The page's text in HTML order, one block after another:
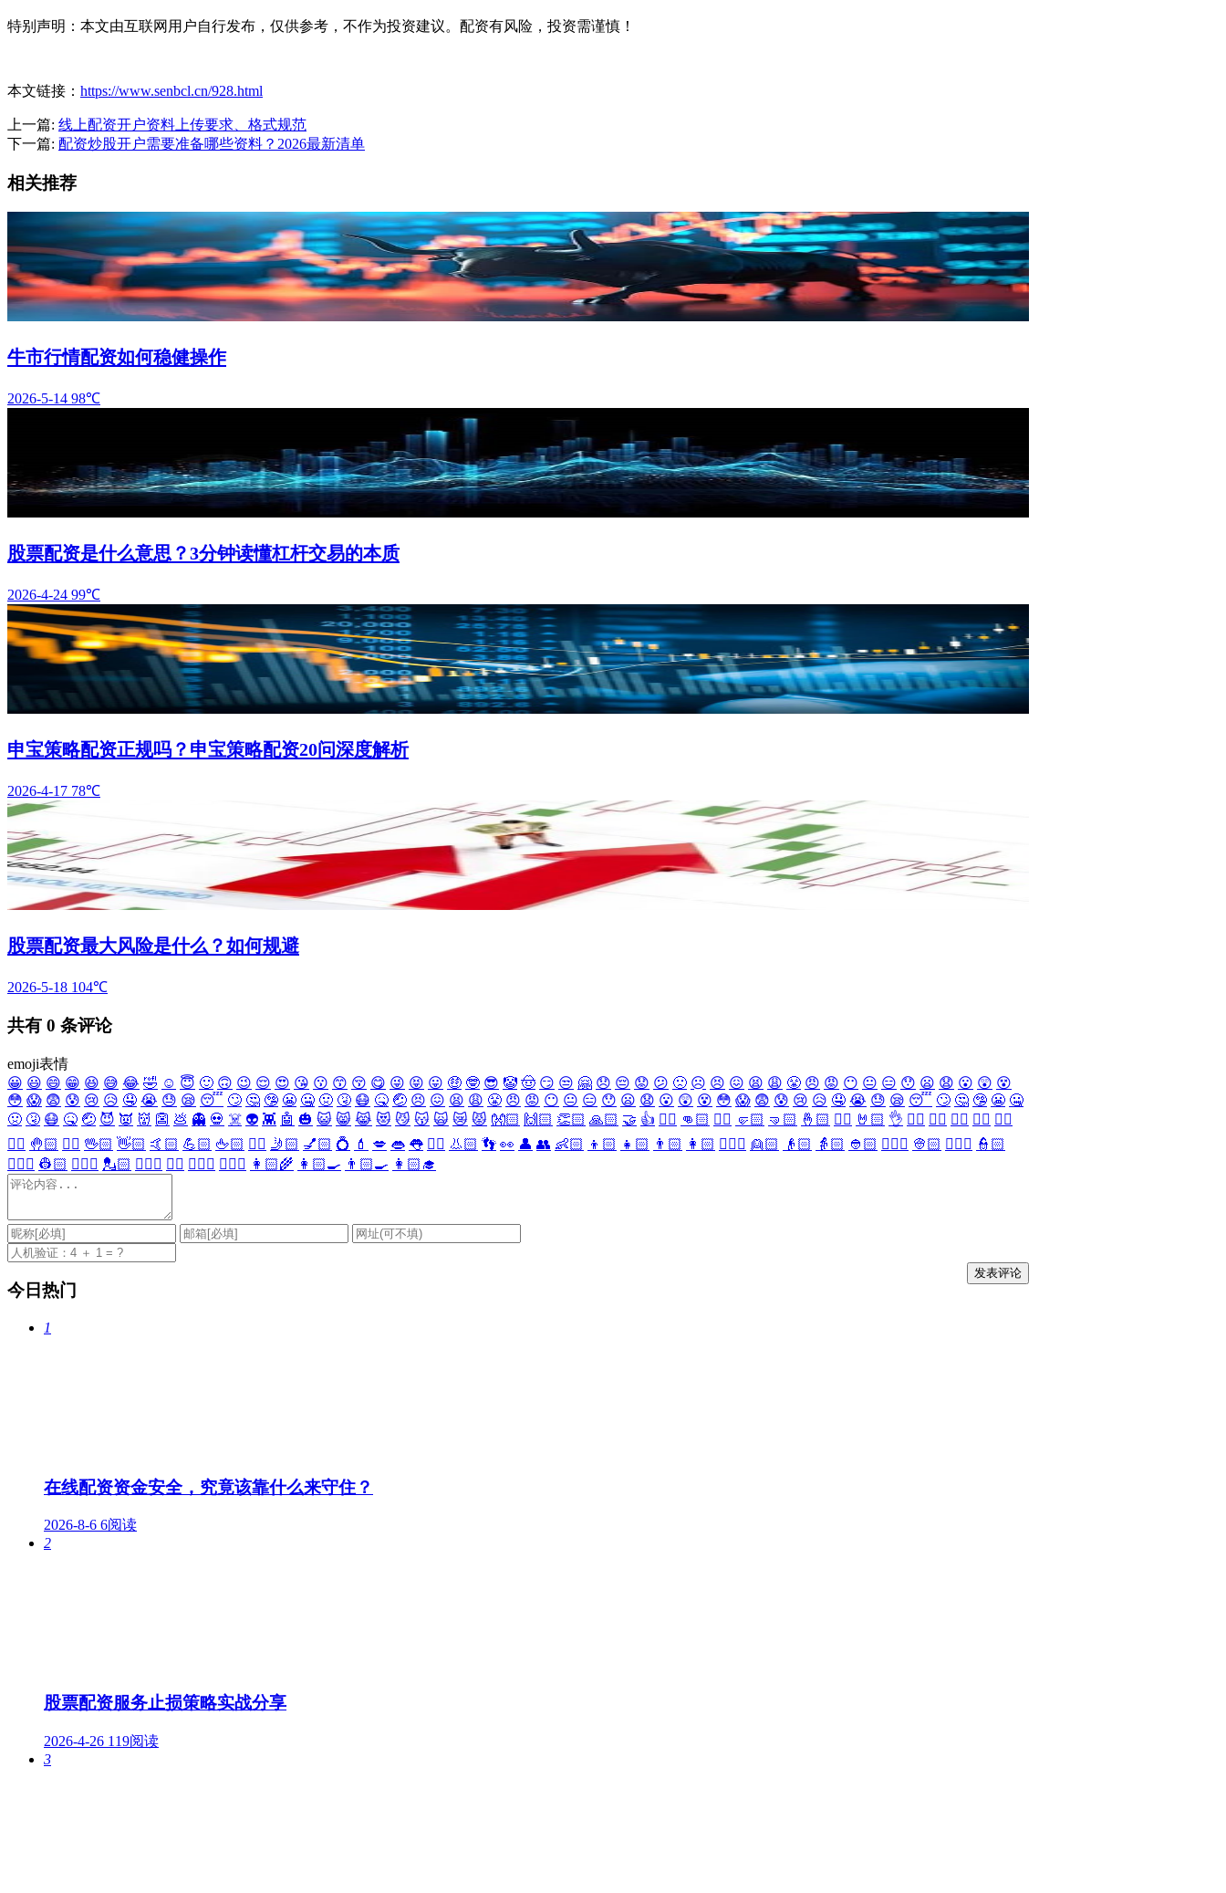
特别声明：本文由互联网用户自行发布，仅供参考，不作为投资建议。配资有风险，投资需谨慎！
本文链接： https://www.senbcl.cn/928.html
上一篇: 线上配资开户资料上传要求、格式规范
下一篇: 配资炒股开户需要准备哪些资料？2026最新清单
相关推荐
牛市行情配资如何稳健操作
2026-5-14 98℃
股票配资是什么意思？3分钟读懂杠杆交易的本质
2026-4-24 99℃
申宝策略配资正规吗？申宝策略配资20问深度解析
2026-4-17 78℃
股票配资最大风险是什么？如何规避
2026-5-18 104℃
共有 0 条评论
emoji表情
😀 😃 😄 😁 😆 😅 😂 🤣 ☺️ 😇 🙂 🙃 😉 😌 😍 😘 😗 😙 😚 😋 😜 😝 😛 🤑 🤓 😎 🤡 🤠 😏 😒 🤗 😞 😔 😟 😕 🙁 ☹️ 😣 😖 😫 😩 😤 😠 😡 😶 😐 😑 😯 😦 😧 😮 😲 😵
😳 😱 😨 😰 😢 😥 🤤 😭 😓 😪 😴 🙄 🤔 🤥 😬 🤐 🤢 🤧 😷 🤒 🤕 😣 😖 😫 😩 😤 😠 😡 😶 😐 😑 😯 😦 😧 😮 😲 😵 😳 😱 😨 😰 😢 😥 🤤 😭 😓 😪 😴 🙄 🤔 🤥 😬 🤐
🤢 🤧 😷 🤒 🤕 😈 👿 👹 👺 💩 👻 💀 ☠️ 👽 👾 🤖 🎃 😺 😸 😹 😻 😼 😽 🙀 😿 😾 👐🏻 🙌🏻 👏🏻 🙏🏻 🤝 👍 👎🏻 👊🏻 ✊🏻 🤛🏻 🤜🏻 🤞🏻 ✌🏻 🤘🏻 👌 👈🏻 👉🏻 👆🏻 👇🏻 ☝🏻
✋🏻 🤚🏻 🖐🏻 🖖🏻 👋🏻 🤙🏻 💪🏻 🖕🏻 ✍🏻 🤳🏻 💅🏻 💍 💄 💋 👄 👅 👂🏻 👃🏻 👣 👀 👤 👥 👶🏻 👦🏻 👧🏻 👨🏻 👩🏻 👱🏻‍♀️ 👱🏻 👴🏻 👵🏻 👲🏻 👳🏻‍♀️ 👳🏻 👮🏻‍♀️ 👮🏻
👷🏻‍♀️ 👷🏻 💂🏻‍♀️ 💂🏻 🕵🏻‍♀️ 🕵🏻 👩🏻‍⚕️ 👨🏻‍⚕️ 👩🏻‍🌾 👩🏻‍🍳 👨🏻‍🍳 👩🏻‍🎓
今日热门
1
在线配资资金安全，究竟该靠什么来守住？
2026-8-6 6阅读
2
股票配资服务止损策略实战分享
2026-4-26 119阅读
3